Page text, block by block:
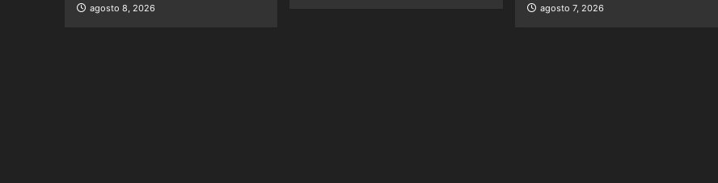
agosto 8, 2026
agosto 7, 2026